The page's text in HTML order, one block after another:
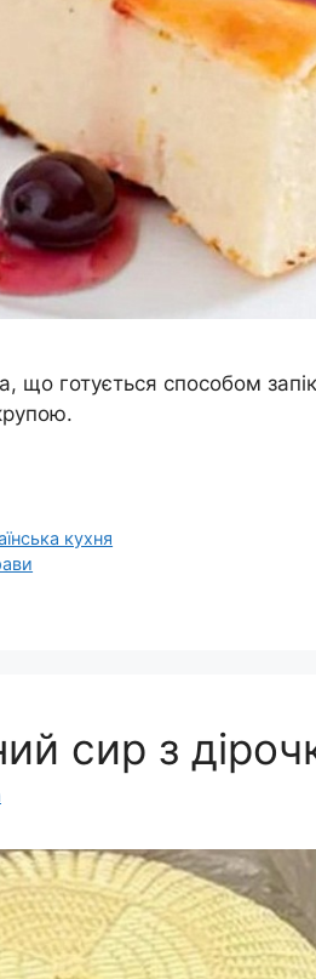
що готується способом
кухня
сир з